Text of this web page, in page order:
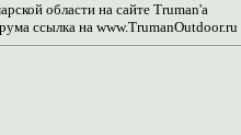
области на сайте Truman'а
ссылка на www.TrumanOutdoor.ru